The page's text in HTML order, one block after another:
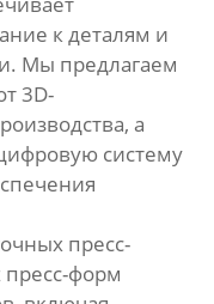
к деталям и
Мы предлагаем
3D-
а
систему
пресс-
форм